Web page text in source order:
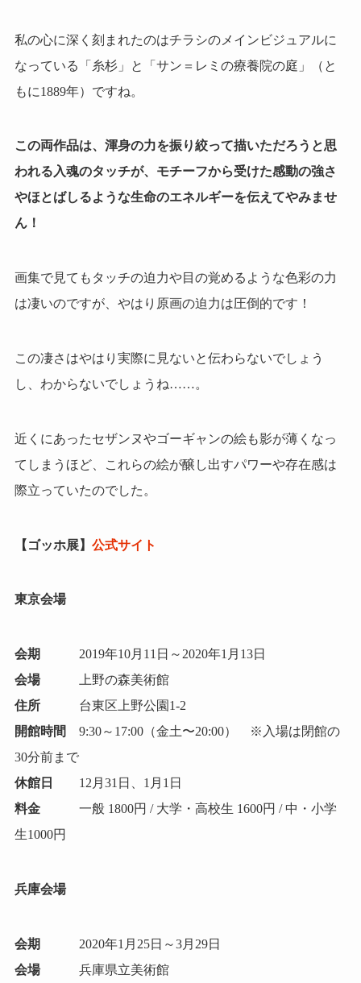
私の心に深く刻まれたのはチラシのメインビジュアルに
なっている「糸杉」と「サン＝レミの療養院の庭」（と
もに1889年）ですね。
この両作品は、渾身の力を振り絞って描いただろうと思
われる入魂のタッチが、モチーフから受けた感動の強さ
やほとばしるような生命のエネルギーを伝えてやみませ
ん！
画集で見てもタッチの迫力や目の覚めるような色彩の力
は凄いのですが、やはり原画の迫力は圧倒的です！
この凄さはやはり実際に見ないと伝わらないでしょう
し、わからないでしょうね……。
近くにあったセザンヌやゴーギャンの絵も影が薄くなっ
てしまうほど、これらの絵が醸し出すパワーや存在感は
際立っていたのでした。
【ゴッホ展】 公式サイト
東京会場
会期
2019年10月11日～2020年1月13日
会場上野の森美術館
住所台東区上野公園1-2
開館時間
9:30～17:00（金土〜20:00） ※入場は閉館の
30分前まで
休館日
12月31日、1月1日
料金一般 1800円 / 大学・高校生 1600円 / 中・小学
生1000円
兵庫会場
会期
2020年1月25日～3月29日
会場兵庫県立美術館